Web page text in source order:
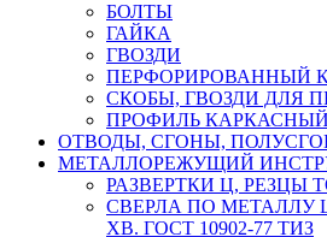
БОЛТЫ
ГАЙКА
ГВОЗДИ
ПЕРФОРИРОВАННЫЙ
СКОБЫ, ГВОЗДИ ДЛЯ
ПРОФИЛЬ КАРКАСНЫЙ
ОТВОДЫ, СГОНЫ,
МЕТАЛЛОРЕЖУЩИЙ
РАЗВЕРТКИ Ц, РЕЗЦЫ
СВЕРЛА ПО МЕТАЛЛУ
ХВ. ГОСТ 10902-77 ТИЗ